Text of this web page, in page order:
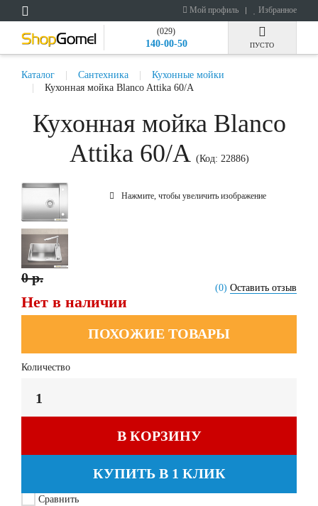
Мой профиль Избранное
(029)
140-00-50 ПУСТО
Каталог Сантехника
Кухонные мойки
Кухонная мойка Blanco Attika 60/A
Кухонная мойка Blanco
Attika 60/A (Код: 22886)
Нажмите, чтобы увеличить изображение
(0) Оставить отзыв
0 р.
Нет в наличии
ПОХОЖИЕ ТОВАРЫ
Количество
В КОРЗИНУ
КУПИТЬ В 1 КЛИК
Сравнить